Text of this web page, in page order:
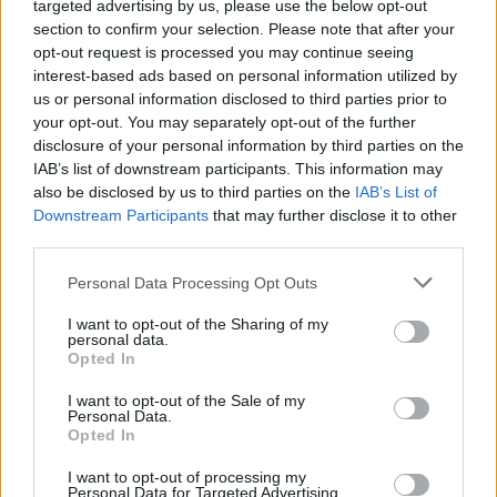
targeted advertising by us, please use the below opt-out
section to confirm your selection. Please note that after your
opt-out request is processed you may continue seeing
interest-based ads based on personal information utilized by
us or personal information disclosed to third parties prior to
your opt-out. You may separately opt-out of the further
disclosure of your personal information by third parties on the
IAB’s list of downstream participants. This information may
also be disclosed by us to third parties on the IAB’s List of
Downstream Participants that may further disclose it to other
Personal Data Processing Opt Outs
I want to opt-out of the Sharing of my
personal data.
Opted In
I want to opt-out of the Sale of my
Personal Data.
Opted In
I want to opt-out of processing my
Personal Data for Targeted Advertising.
δεν πρόλαβε
Η Νόνικα Γαληνέα, πάντως, παρά τα
προβλήματα υγείας που αντιμετώπιζε
σχεδίαζε και το πώς θα γιόρταζε τα
85α γενέθλιά της.
την Άννα Φόνσου στο σπίτι της στην
ήθελε τα γενέθλιά της να εορταστούν
στον εξωτερικό χώρο του Σπιτιού του